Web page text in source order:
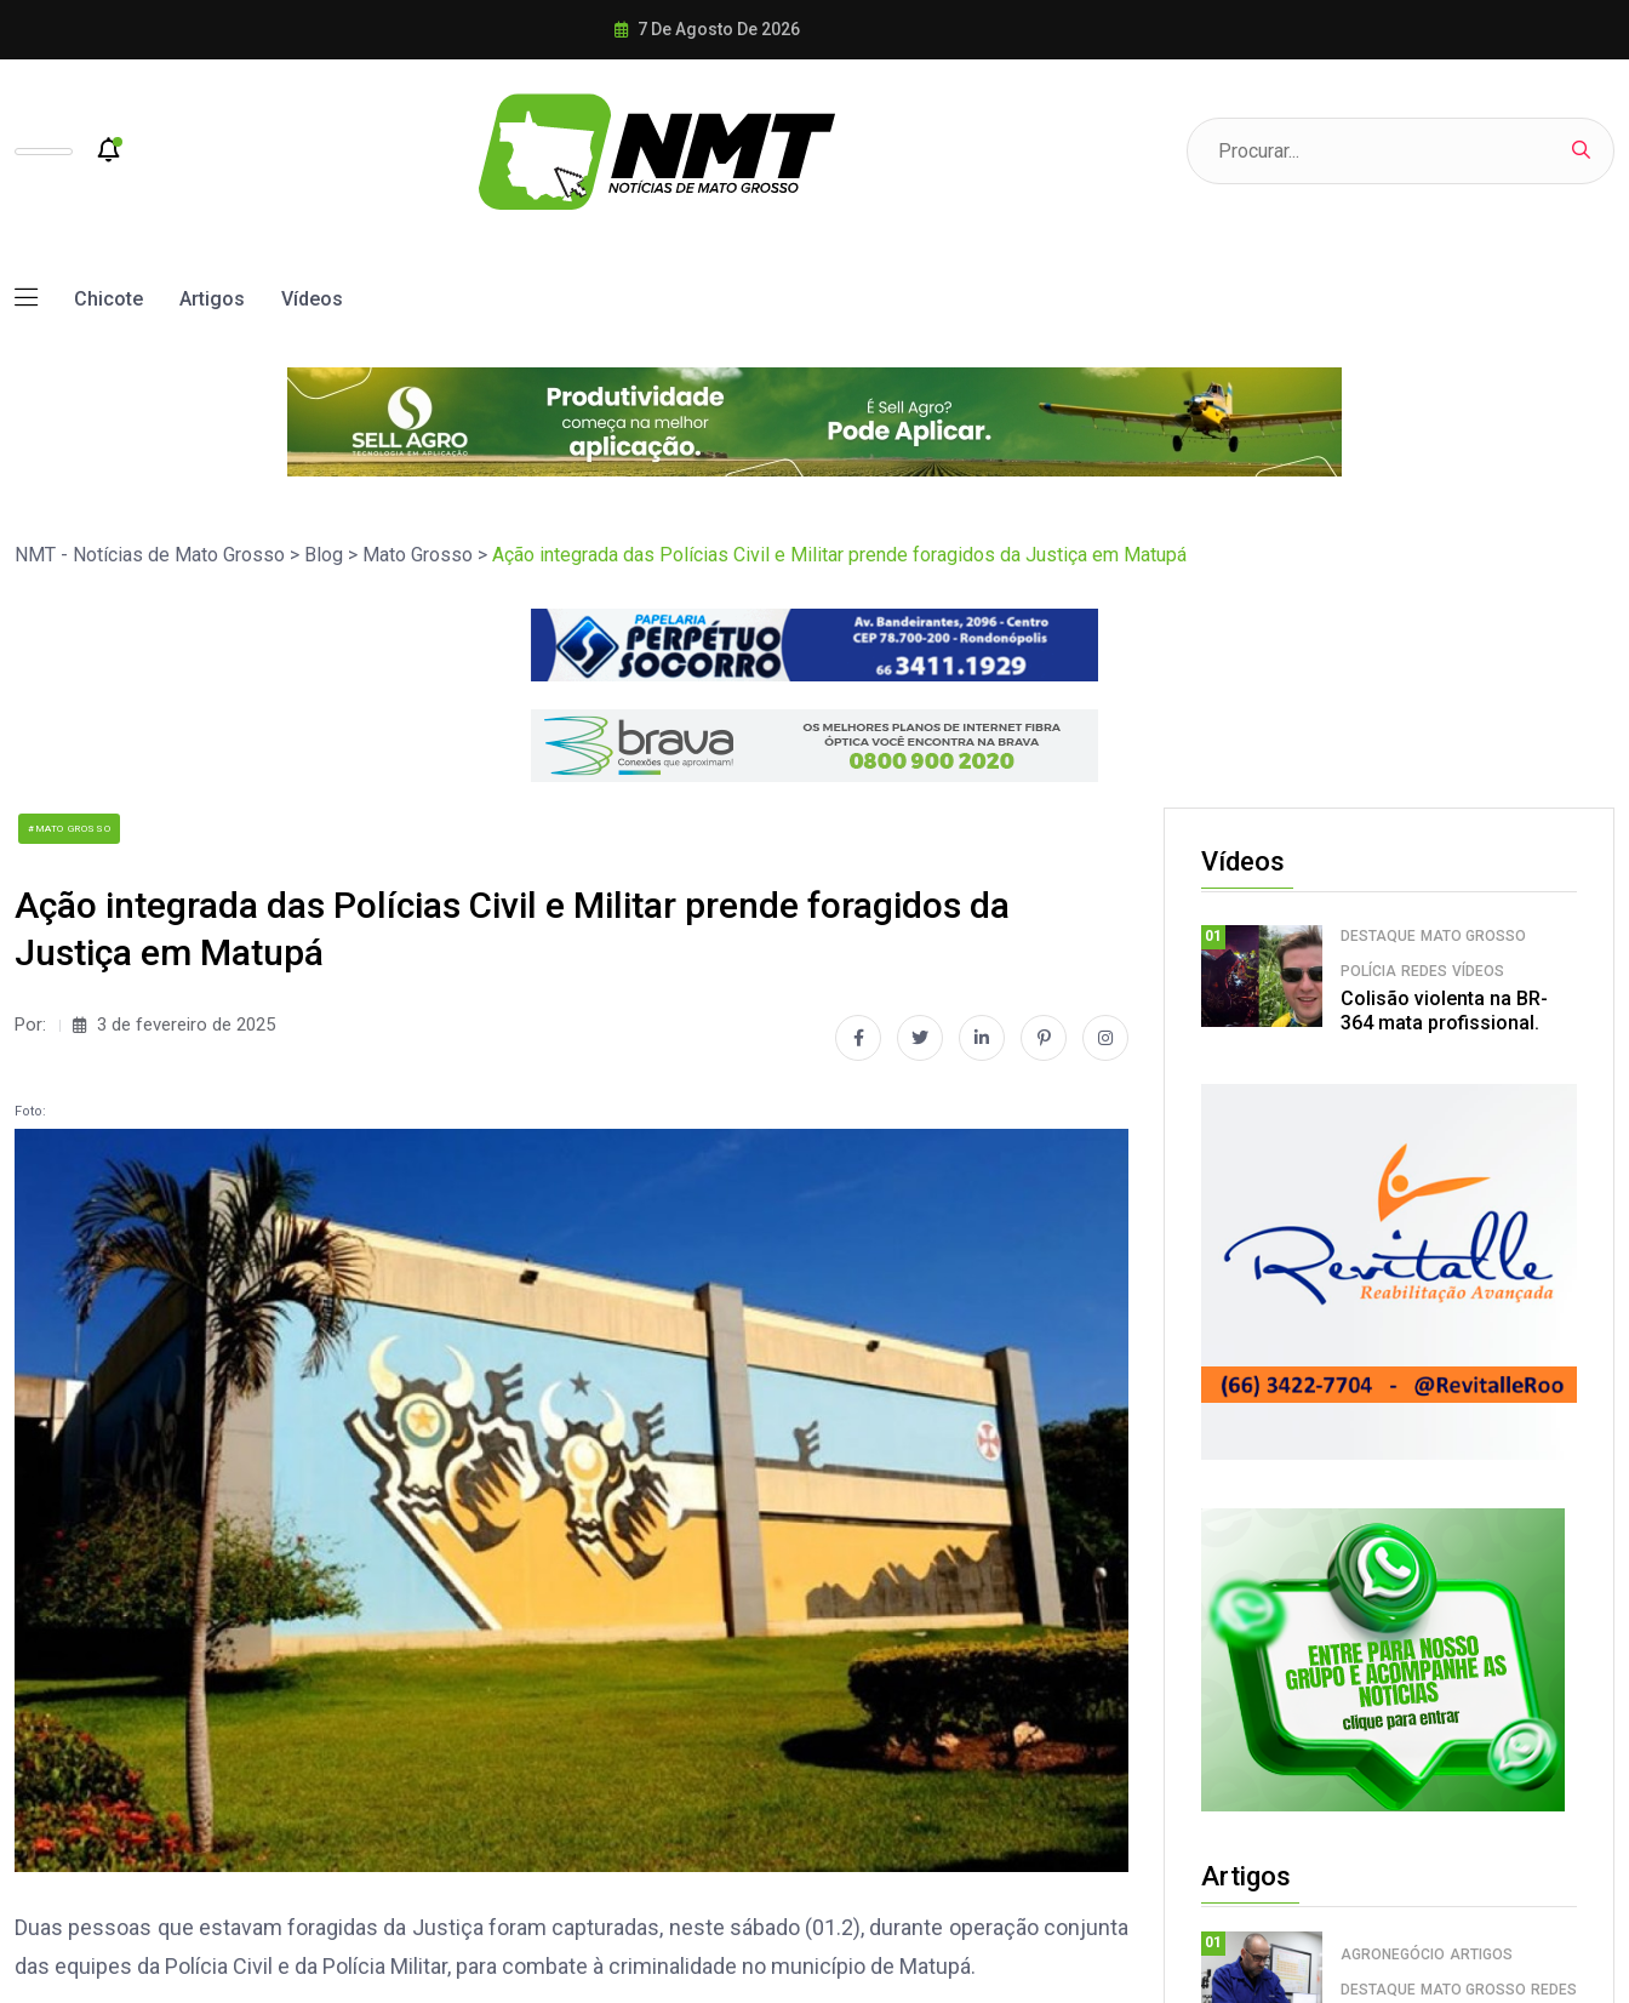
7 De Agosto De 2026
Chicote Artigos Vídeos
NMT - Notícias de Mato Grosso > Blog > Mato Grosso > Ação integrada das Polícias Civil e Militar prende foragidos da Justiça em Matupá
#MATO GROSSO
Ação integrada das Polícias Civil e Militar prende foragidos da
Justiça em Matupá
Por: 3 de fevereiro de 2025
Foto:
Duas pessoas que estavam foragidas da Justiça foram capturadas, neste sábado (01.2), durante operação conjunta
das equipes da Polícia Civil e da Polícia Militar, para combate à criminalidade no município de Matupá.
Vídeos
01 DESTAQUE MATO GROSSO
POLÍCIA REDES VÍDEOS
Colisão violenta na BR-
364 mata profissional.
Artigos
01
AGRONEGÓCIO ARTIGOS
DESTAQUE MATO GROSSO REDES